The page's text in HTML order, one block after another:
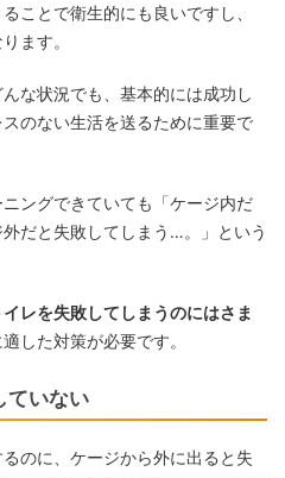
ことで衛生的にも良いですし、
ます。
な状況でも、基本的には成功し
のない生活を送るために重要で
ングできていても「ケージ内だ
だと失敗してしまう…。」という
レを失敗してしまうのにはさま
した対策が必要です。
ていない
のに、ケージから外に出ると失